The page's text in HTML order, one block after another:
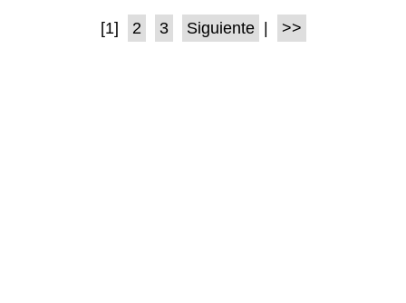
[1] 2 3 Siguiente | >>